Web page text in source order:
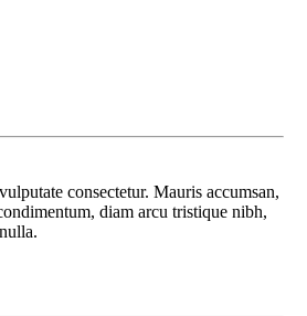
consectetur. Mauris accumsan,
diam arcu tristique nibh,